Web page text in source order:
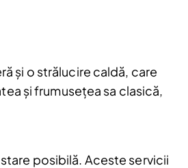
și o strălucire caldă, care
și frumusețea sa clasică,
posibilă. Aceste servicii